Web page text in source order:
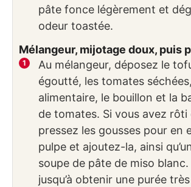
pâte fonce légèrement et
odeur toastée.
Mélangeur, mijotage doux, puis
Au mélangeur, déposez le
égoutté, les tomates
alimentaire, le bouillon et la
de tomates. Si vous avez rôti
pressez les gousses pour en
pulpe et ajoutez-la, ainsi
soupe de pâte de miso
jusqu’à obtenir une purée